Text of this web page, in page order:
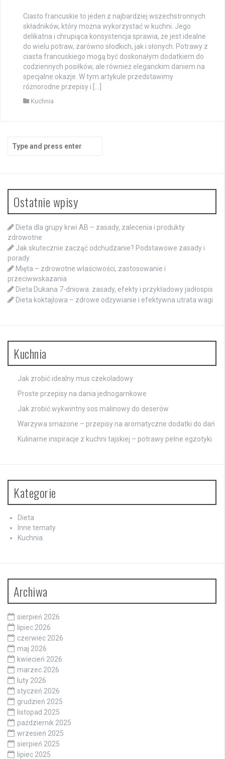
Ciasto francuskie to jeden z najbardziej wszechstronnych
składników, który można wykorzystać w kuchni. Jego
delikatna i chrupiąca konsystencja sprawia, że jest idealne
do wielu potraw, zarówno słodkich, jak i słonych. Potrawy z
ciasta francuskiego mogą być doskonałym dodatkiem do
codziennych posiłków, ale również eleganckim daniem na
specjalne okazje. W tym artykule przedstawimy
różnorodne przepisy i […]
Kuchnia
for:
Ostatnie wpisy
Dieta dla grupy krwi AB – zasady, zalecenia i produkty
zdrowotne
Jak skutecznie zacząć odchudzanie? Podstawowe zasady i
porady
Mięta – zdrowotne właściwości, zastosowanie i
przeciwwskazania
Dieta Dukana 7-dniowa: zasady, efekty i przykładowy jadłospis
Dieta koktajlowa – zdrowe odżywianie i efektywna utrata wagi
Kuchnia
Jak zrobić idealny mus czekoladowy
Proste przepisy na dania jednogarnkowe
Jak zrobić wykwintny sos malinowy do deserów
Warzywa smażone – przepisy na aromatyczne dodatki do dań
Kulinarne inspiracje z kuchni tajskiej – potrawy pełne egzotyki
Kategorie
Dieta
Inne tematy
Kuchnia
Archiwa
sierpień 2026
lipiec 2026
czerwiec 2026
maj 2026
kwiecień 2026
marzec 2026
luty 2026
styczeń 2026
grudzień 2025
listopad 2025
październik 2025
wrzesień 2025
sierpień 2025
lipiec 2025